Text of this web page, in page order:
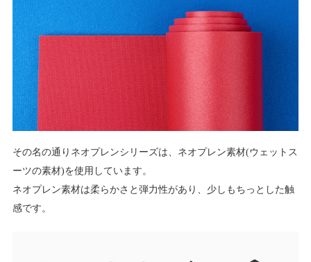
その名の通りネオプレンシリーズは、ネオプレン素材(ウェットス
ーツの素材)を使用しています。
ネオプレン素材は柔らかさと弾力性があり、少しもちっとした触
感です。